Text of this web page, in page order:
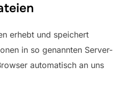
erhebt und speichert
in so genannten Server-
automatisch an uns